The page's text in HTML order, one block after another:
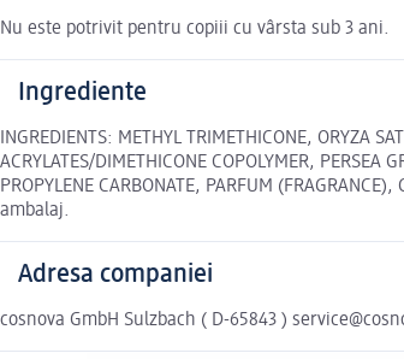
Nu este potrivit pentru copiii cu vârsta sub 3 ani.
Ingrediente
INGREDIENTS: METHYL TRIMETHICONE, ORYZA
ACRYLATES/DIMETHICONE COPOLYMER, PERSEA
PROPYLENE CARBONATE, PARFUM
ambalaj.
Adresa companiei
cosnova GmbH Sulzbach ( D-65843 )